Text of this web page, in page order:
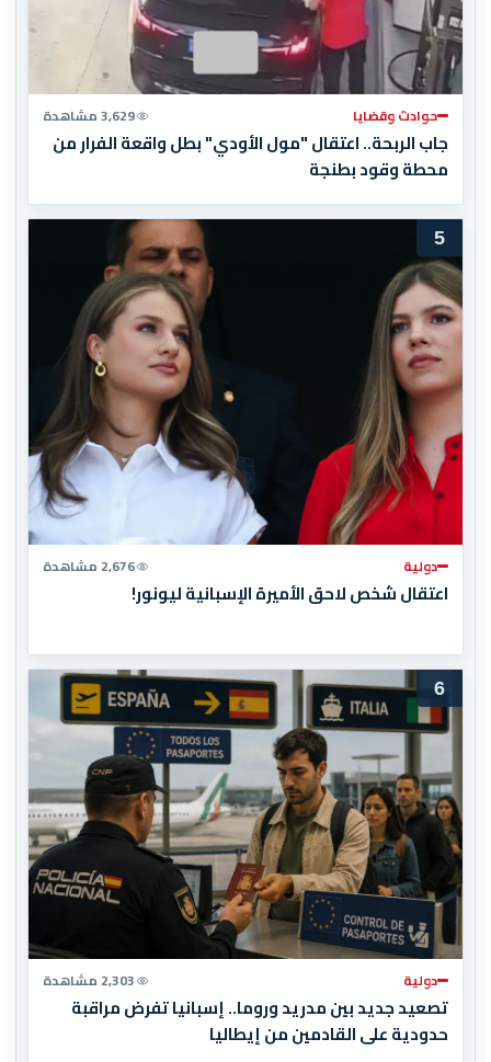
حوادث وقضايا 3,629 مشاهدة
جاب الربحة.. اعتقال "مول الأودي" بطل واقعة الفرار من
محطة وقود بطنجة
5
دولية 2,676 مشاهدة
اعتقال شخص لاحق الأميرة الإسبانية ليونور!
6
دولية 2,303 مشاهدة
تصعيد جديد بين مدريد وروما.. إسبانيا تفرض مراقبة
حدودية على القادمين من إيطاليا